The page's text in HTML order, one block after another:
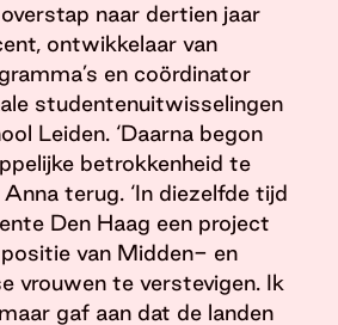
naar dertien jaar
ontwikkelaar van
en coördinator
studentenuitwisselingen
Leiden. ‘Daarna begon
betrokkenheid te
Anna terug. ‘In diezelfde tijd
Den Haag een project
van Midden- en
vrouwen te verstevigen. Ik
gaf aan dat de landen